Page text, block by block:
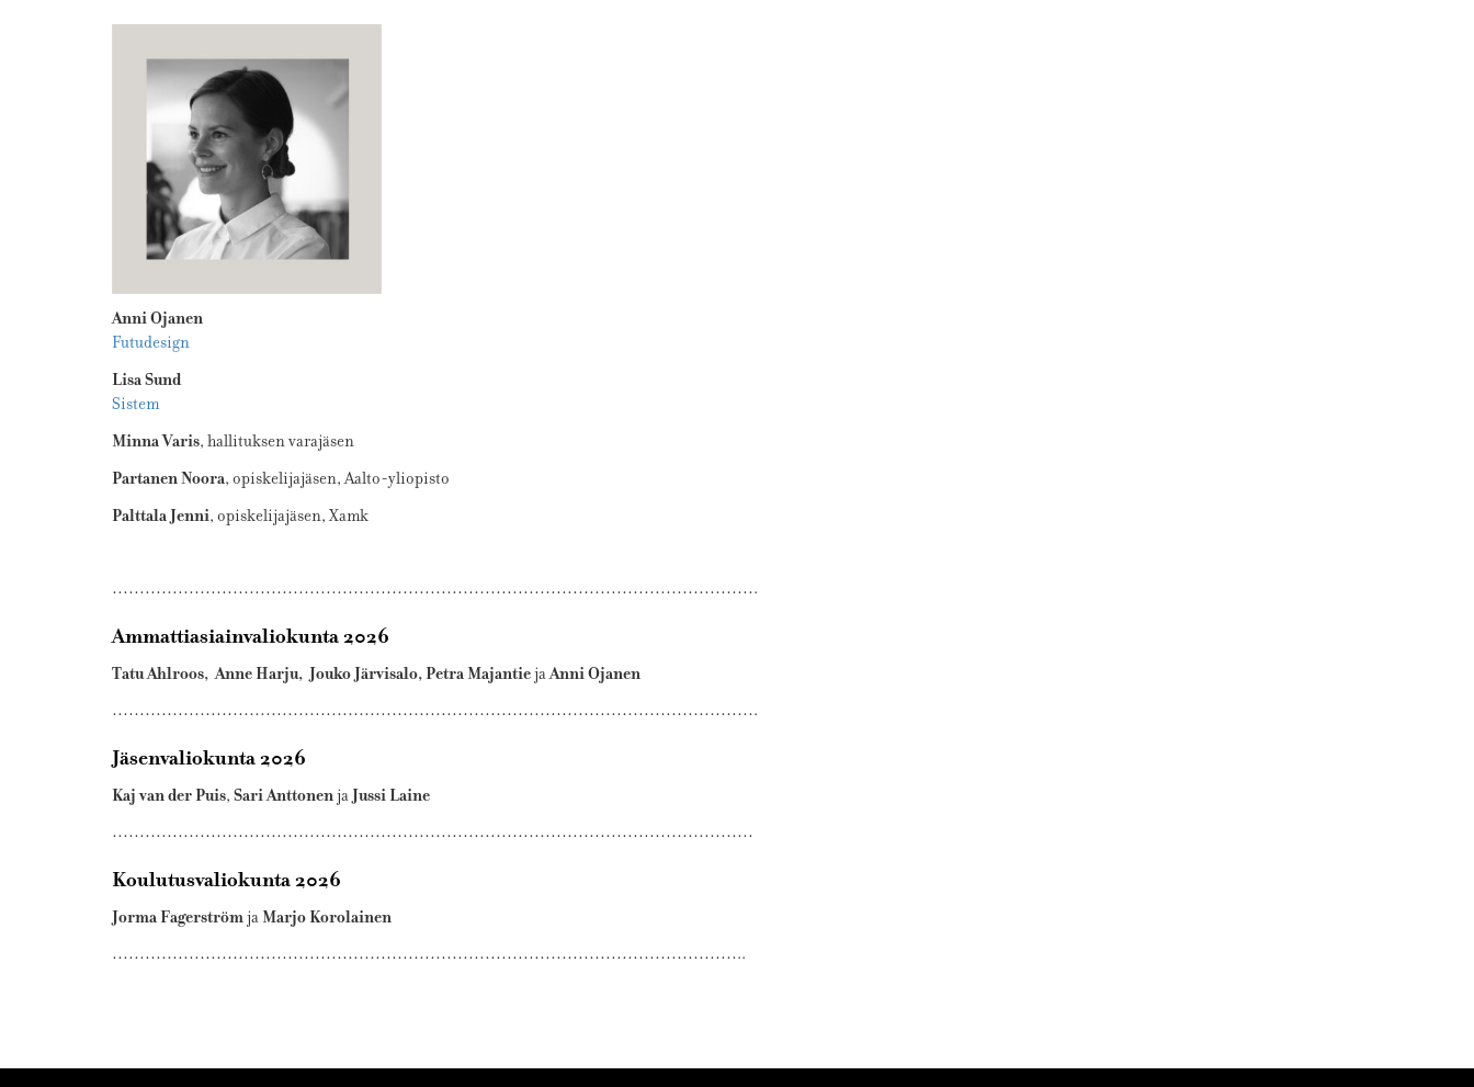
Anni Ojanen
Futudesign
Lisa Sund
Sistem
Minna Varis, hallituksen varajäsen
Partanen Noora, opiskelijajäsen, Aalto-yliopisto
Palttala Jenni, opiskelijajäsen, Xamk
……………………………………………………………………………………………………….
Ammattiasiainvaliokunta 2026
Tatu Ahlroos, Anne Harju, Jouko Järvisalo, Petra MajantiejaAnni Ojanen
……………………………………………………………………………………………………….
Jäsenvaliokunta 2026
Kaj van der Puis, Sari AnttonenjaJussi Laine
………………………………………………………………………………………………………
Koulutusvaliokunta 2026
Jorma FagerströmjaMarjo Korolainen
……………………………………………………………………………………………………..